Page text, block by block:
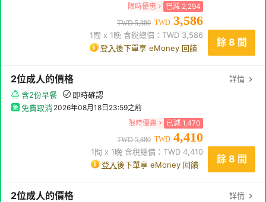
限時優惠
已減 2,294
TWD 5,880 TWD 3,586
1間 x 1晚 含稅總價：TWD 3,586
登入後下單享 eMoney 回饋 餘 8 間
2位成人的價格
詳情
含2份早餐
即時確認
免費取消 2026年08月18日23:59之前
限時優惠
已減 1,470
TWD 5,880 TWD 4,410
1間 x 1晚 含稅總價：TWD 4,410
登入後下單享 eMoney 回饋 餘 8 間
2位成人的價格
詳情